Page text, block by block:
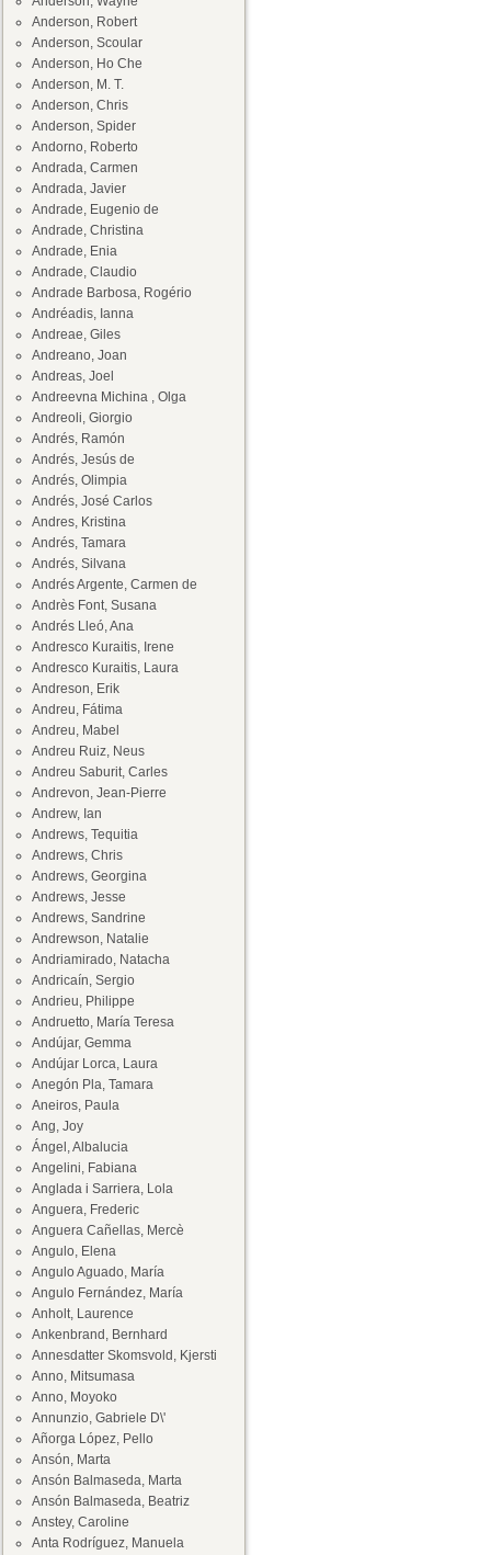
Anderson, Robert
Anderson, Scoular
Anderson, Ho Che
Anderson, M. T.
Anderson, Chris
Anderson, Spider
Andorno, Roberto
Andrada, Carmen
Andrada, Javier
Andrade, Eugenio de
Andrade, Christina
Andrade, Enia
Andrade, Claudio
Andrade Barbosa, Rogério
Andréadis, Ianna
Andreae, Giles
Andreano, Joan
Andreas, Joel
Andreevna Michina , Olga
Andreoli, Giorgio
Andrés, Ramón
Andrés, Jesús de
Andrés, Olimpia
Andrés, José Carlos
Andres, Kristina
Andrés, Tamara
Andrés, Silvana
Andrés Argente, Carmen de
Andrès Font, Susana
Andrés Lleó, Ana
Andresco Kuraitis, Irene
Andresco Kuraitis, Laura
Andreson, Erik
Andreu, Fátima
Andreu, Mabel
Andreu Ruiz, Neus
Andreu Saburit, Carles
Andrevon, Jean-Pierre
Andrew, Ian
Andrews, Tequitia
Andrews, Chris
Andrews, Georgina
Andrews, Jesse
Andrews, Sandrine
Andrewson, Natalie
Andriamirado, Natacha
Andricaín, Sergio
Andrieu, Philippe
Andruetto, María Teresa
Andújar, Gemma
Andújar Lorca, Laura
Anegón Pla, Tamara
Aneiros, Paula
Ang, Joy
Ángel, Albalucia
Angelini, Fabiana
Anglada i Sarriera, Lola
Anguera, Frederic
Anguera Cañellas, Mercè
Angulo, Elena
Angulo Aguado, María
Angulo Fernández, María
Anholt, Laurence
Ankenbrand, Bernhard
Annesdatter Skomsvold, Kjersti
Anno, Mitsumasa
Anno, Moyoko
Annunzio, Gabriele D\'
Añorga López, Pello
Ansón, Marta
Ansón Balmaseda, Marta
Ansón Balmaseda, Beatriz
Anstey, Caroline
Anta Rodríguez, Manuela